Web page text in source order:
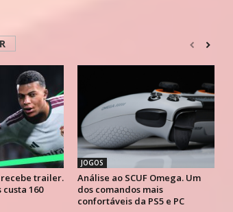
recebe trailer.
160
JOGOS
Análise ao SCUF Omega. Um
dos comandos mais
confortáveis da PS5 e PC